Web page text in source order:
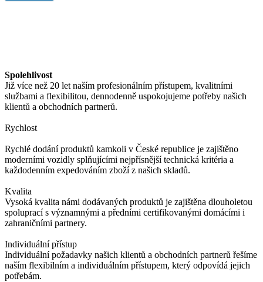
Spolehlivost
Již více než 20 let naším profesionálním přístupem, kvalitními
službami a flexibilitou, dennodenně uspokojujeme potřeby našich
klientů a obchodních partnerů.
Rychlost
Rychlé dodání produktů kamkoli v České republice je zajištěno
moderními vozidly splňujícími nejpřísnější technická kritéria a
každodenním expedováním zboží z našich skladů.
Kvalita
Vysoká kvalita námi dodávaných produktů je zajištěna dlouholetou
spoluprací s významnými a předními certifikovanými domácími i
zahraničními partnery.
Individuální přístup
Individuální požadavky našich klientů a obchodních partnerů řešíme
naším flexibilním a individuálním přístupem, který odpovídá jejich
potřebám.